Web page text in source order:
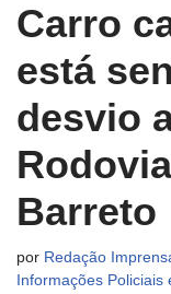
Carro
está
desvio
Barreto
por Redação
Informações